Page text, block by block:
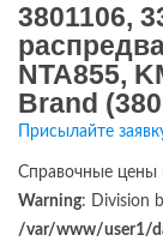
3801106,
NTA855,
Brand
Присылайте
Справочные цены
Warning: Division
/var/www/user1/